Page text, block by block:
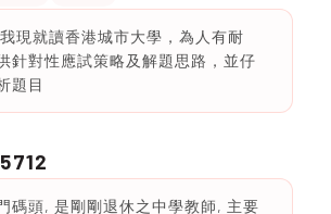
現就讀香港城市大學，為人有耐
針對性應試策略及解題思路，並仔
題目
5712
碼頭, 是剛剛退休之中學教師, 主要